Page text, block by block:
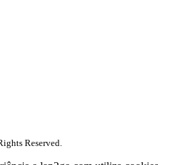
Reserved.